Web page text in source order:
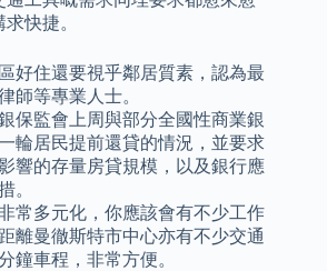
快捷。
好住還要視乎鄰居質素，認為最
師等專業人士。
保監會上周與部分全國性商業銀
輪居民提前還貸的情況，並要求
響的存量房貸規模，以及銀行應
。
常多元化，你應該會有不少工作
離曼徹斯特市中心亦有不少交通
鐘車程，非常方便。